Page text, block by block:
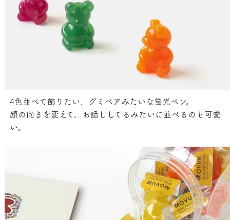
4色並べて飾りたい、グミベアみたいな蛍光ペン。
顔の向きを変えて、お話ししてるみたいに並べるのも可愛
い。